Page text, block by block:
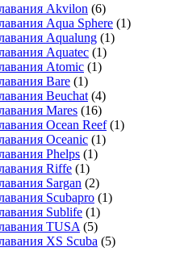
Akvilon (6)
Aqua Sphere (1)
Aqualung (1)
Aquatec (1)
Atomic (1)
Bare (1)
Beuchat (4)
Mares (16)
Ocean Reef(1)
Oceanic (1)
Phelps (1)
Riffe (1)
Sargan (2)
Scubapro (1)
Sublife (1)
TUSA (5)
XS Scuba (5)